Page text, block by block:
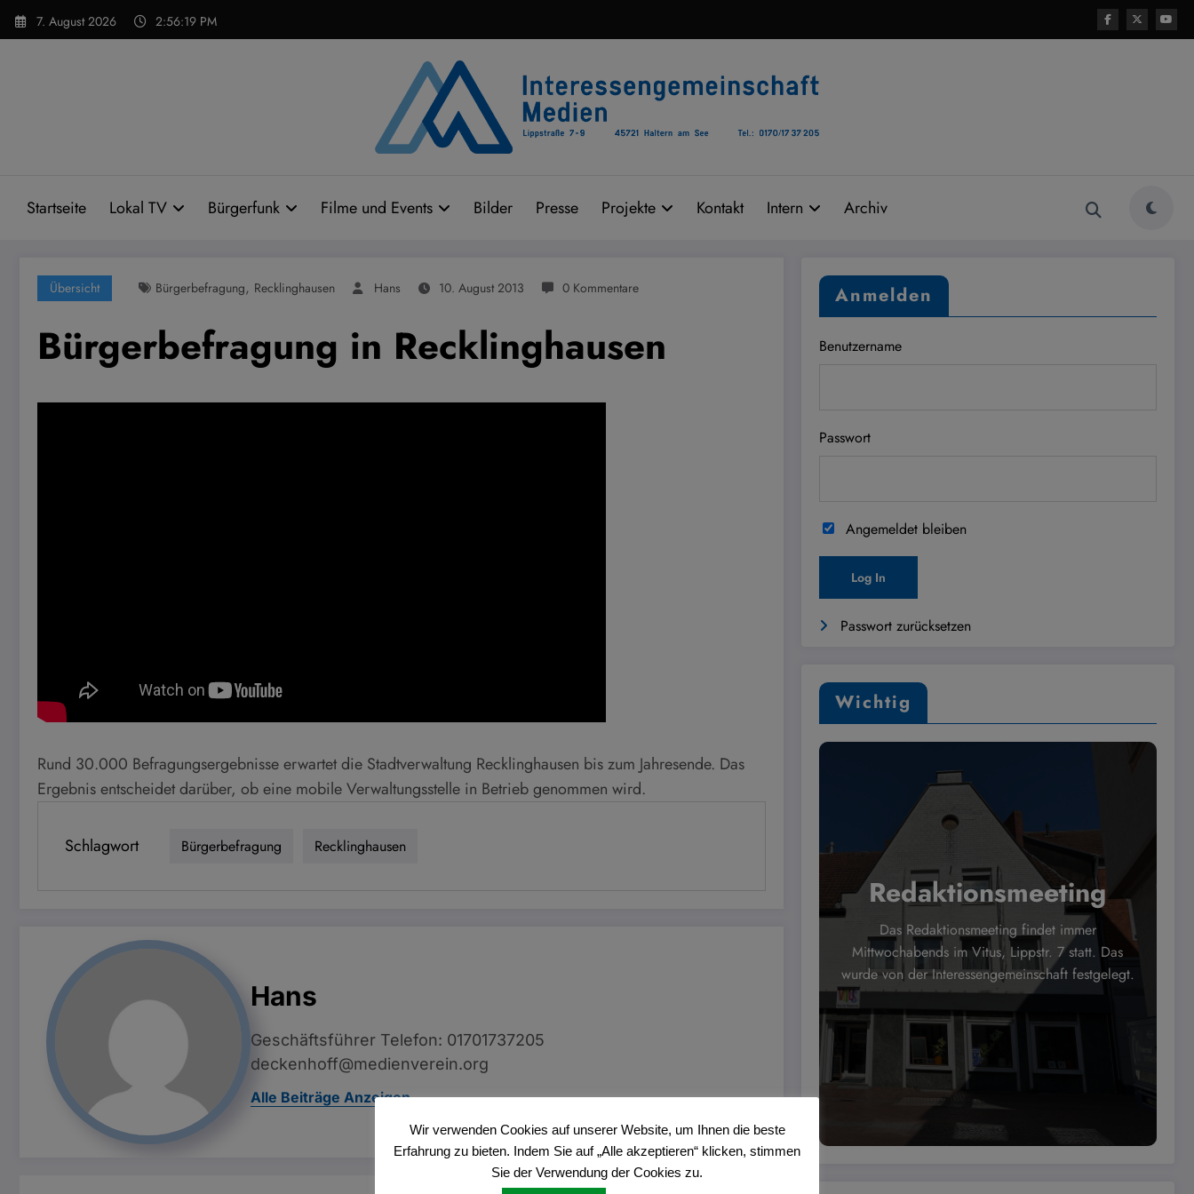
Zum
Inhalt
7. August 2026 2:56:19 PM
Startseite Lokal TV Bürgerfunk Filme und Events Bilder Presse Projekte Kontakt Intern Archiv
Übersicht Bürgerbefragung, Recklinghausen Hans 10. August 2013 0 Kommentare
Bürgerbefragung in Recklinghausen
Rund 30.000 Befragungsergebnisse erwartet die Stadtverwaltung Recklinghausen bis zum Jahresende. Das
Ergebnis entscheidet darüber, ob eine mobile Verwaltungsstelle in Betrieb genommen wird.
Schlagwort Bürgerbefragung Recklinghausen
Hans
Geschäftsführer Telefon: 01701737205
deckenhoff@medienverein.org
Alle Beiträge Anzeigen
Anmelden
Benutzername
Passwort
Angemeldet bleiben
Passwort zurücksetzen
Wichtig
Redaktionsmeeting
Das Redaktionsmeeting findet immer
Mittwochabends im Vitus, Lippstr. 7 statt. Das
wurde von der Interessengemeinschaft festgelegt.
Wir verwenden Cookies auf unserer Website, um Ihnen die beste
Erfahrung zu bieten. Indem Sie auf „Alle akzeptieren“ klicken, stimmen
Sie der Verwendung der Cookies zu.